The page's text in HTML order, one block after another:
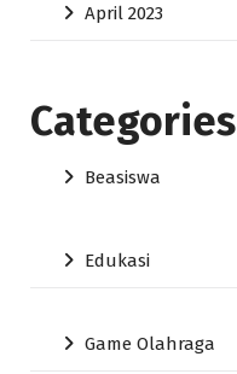
April 2023
Categories
Beasiswa
Edukasi
Game Olahraga